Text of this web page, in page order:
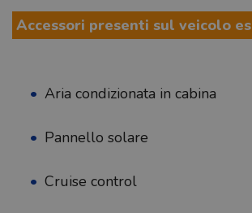
Accessori presenti sul veicolo
Aria condizionata in cabina
Pannello solare
Cruise control